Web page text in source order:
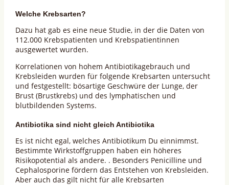
Welche Krebsarten?
Dazu hat gab es eine neue Studie, in der die Daten von
112.000 Krebspatienten und Krebspatientinnen
ausgewertet wurden.
Korrelationen von hohem Antibiotikagebrauch und
Krebsleiden wurden für folgende Krebsarten untersucht
und festgestellt: bösartige Geschwüre der Lunge, der
Brust (Brustkrebs) und des lymphatischen und
blutbildenden Systems.
Antibiotika sind nicht gleich Antibiotika
Es ist nicht egal, welches Antibiotikum Du einnimmst.
Bestimmte Wirkstoffgruppen haben ein höheres
Risikopotential als andere. . Besonders Penicilline und
Cephalosporine fördern das Entstehen von Krebsleiden.
Aber auch das gilt nicht für alle Krebsarten